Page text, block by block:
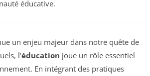
éducative.
un enjeu majeur dans notre quête de
l’éducation joue un rôle essentiel
En intégrant des pratiques